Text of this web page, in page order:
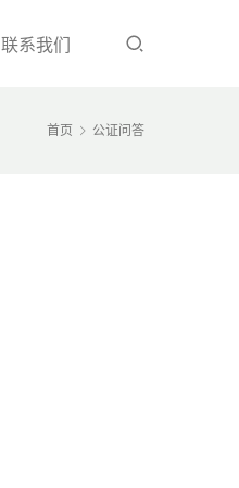
联系我们
首页 公证问答